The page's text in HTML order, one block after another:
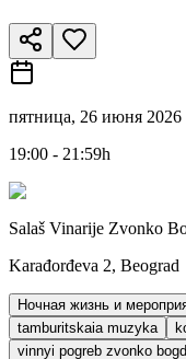
пятница, 26 июня 2026
19:00 - 21:59h
Salaš Vinarije Zvonko
Karađorđeva 2, Beograd
Ночная жизнь и
tamburitskaia muzyka
vinnyi pogreb zvonko